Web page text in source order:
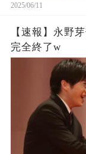
2025/06/11
【速報】永野
完全終了w